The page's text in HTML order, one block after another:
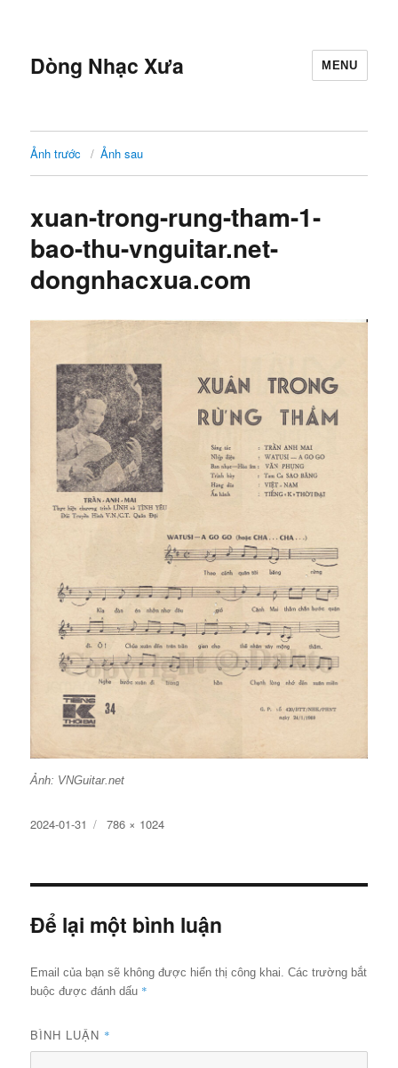
Dòng Nhạc Xưa MENU
Ảnh trước Ảnh sau
xuan-trong-rung-tham-1-
bao-thu-vnguitar.net-
dongnhacxua.com
Ảnh: VNGuitar.net
Đăng
2024-01-31
Kích
đủ
786 × 1024
Để lại một bình luận
Email của bạn sẽ không được hiển thị công khai. Các trường bắt
buộc được đánh dấu *
BÌNH LUẬN *